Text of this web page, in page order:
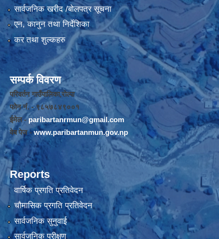
सार्वजनिक खरीद /बोलपत्र सूचना
एन, कानुन तथा निर्देशिका
कर तथा शुल्कहरु
सम्पर्क विवरण
परिवर्तन गाउँपालिका,रोल्पा
फोन नंं. - ९८५७८४९००१
ईमेल -paribartanrmun@gmail.com
वेब पेज -www.paribartanmun.gov.np
Reports
वार्षिक प्रगति प्रतिवेदन
चौमासिक प्रगति प्रतिवेदन
सार्वजनिक सुनुवाई
सार्वजनिक परीक्षण